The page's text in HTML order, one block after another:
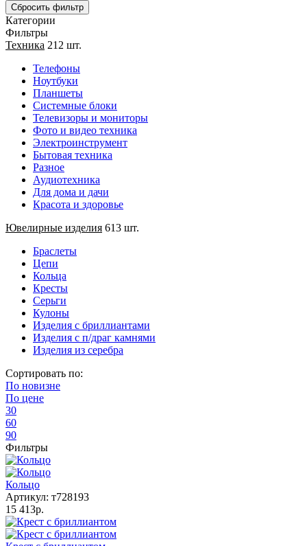
Категории
Фильтры
Техника 212 шт.
Телефоны
Ноутбуки
Планшеты
Системные блоки
Телевизоры и мониторы
Фото и видео техника
Электроинструмент
Бытовая техника
Разное
Аудиотехника
Для дома и дачи
Красота и здоровье
Ювелирные изделия 613 шт.
Браслеты
Цепи
Кольца
Кресты
Серьги
Кулоны
Изделия с бриллиантами
Изделия с п/драг камнями
Изделия из серебра
Сортировать по:
По новизне
По цене
30
60
90
Фильтры
Кольцо
Артикул: т728193
15 413р.